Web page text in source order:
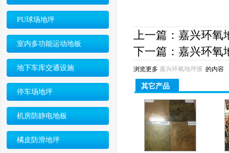
PU球场地坪
室内多功能运动地板
地下车库交通设施
停车场地坪
机房防静电地板
橘皮防滑地坪
上一篇： 嘉兴环氧
下一篇： 嘉兴环氧
浏览更多 嘉兴环氧地坪漆 的内容
其它产品